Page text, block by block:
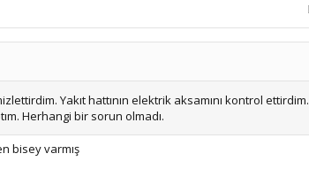
Yakıt hattının elektrik aksamını kontrol ettirdim.
Herhangi bir sorun olmadı.
bisey varmış